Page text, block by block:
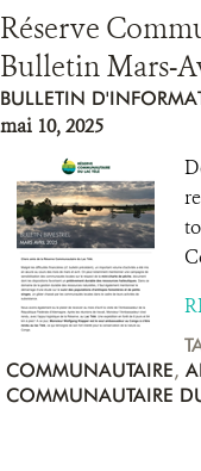
Réserve
Bulletin Mars-
BULLETIN
mai 10, 2025
COMMUNAUTAIRE,
COMMUNAUTAIRE